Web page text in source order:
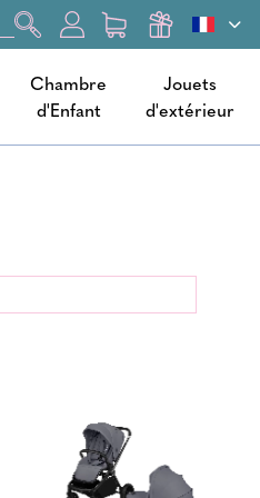
Chambre
d'Enfant
Jouets
d'extérieur